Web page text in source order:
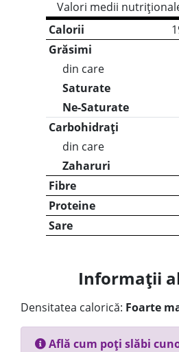
Valori medii
Calorii
Grăsimi
din care
Saturate
Ne-Saturate
Carbohidrați
din care
Zaharuri
Fibre
Proteine
Sare
Informații
Densitatea calorică: Foarte
Află cum poți slăbi